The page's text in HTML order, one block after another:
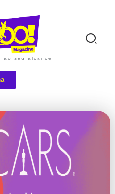
ao seu alcance